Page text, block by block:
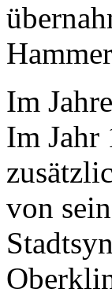
Im
Im Jahr
von